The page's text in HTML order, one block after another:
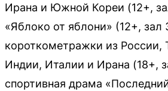
Ирана и Южной Кореи (12+,
«Яблоко от яблони» (12+,
короткометражки из России,
Индии, Италии и Ирана (18+,
спортивная драма